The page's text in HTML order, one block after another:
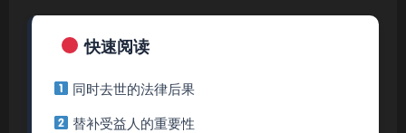
快速阅读
同时去世的法律后果
替补受益人的重要性